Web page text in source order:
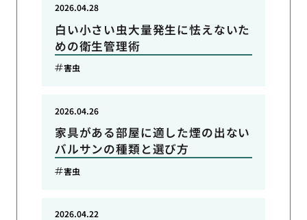
白い小さい虫大量発生に怯えないた
めの衛生管理術
2026.04.28
害虫
家具がある部屋に適した煙の出ない
バルサンの種類と選び方
2026.04.26
害虫
2026.04.22